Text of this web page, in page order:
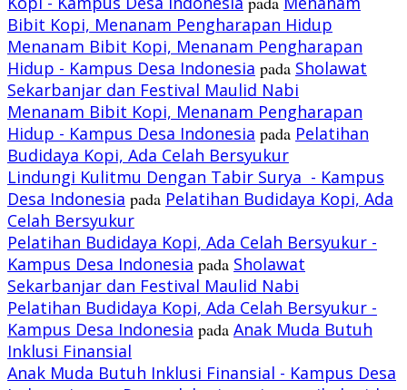
Bibit Kopi, Menanam Pengharapan Hidup
Menanam Bibit Kopi, Menanam Pengharapan
Hidup - Kampus Desa Indonesia pada Sholawat
Sekarbanjar dan Festival Maulid Nabi
Menanam Bibit Kopi, Menanam Pengharapan
Hidup - Kampus Desa Indonesia pada Pelatihan
Budidaya Kopi, Ada Celah Bersyukur
Lindungi Kulitmu Dengan Tabir Surya - Kampus
Desa Indonesia pada Pelatihan Budidaya Kopi, Ada
Celah Bersyukur
Pelatihan Budidaya Kopi, Ada Celah Bersyukur -
Kampus Desa Indonesia pada Sholawat
Sekarbanjar dan Festival Maulid Nabi
Pelatihan Budidaya Kopi, Ada Celah Bersyukur -
Kampus Desa Indonesia pada Anak Muda Butuh
Inklusi Finansial
Anak Muda Butuh Inklusi Finansial - Kampus Desa